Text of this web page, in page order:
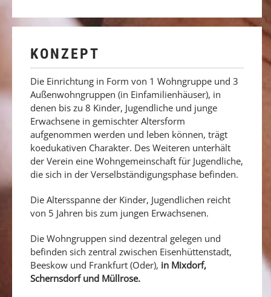
KONZEPT
Die Einrichtung in Form von 1 Wohngruppe und 3
Außenwohngruppen (in Einfamilienhäuser), in
denen bis zu 8 Kinder, Jugendliche und junge
Erwachsene in gemischter Altersform
aufgenommen werden und leben können, trägt
koedukativen Charakter. Des Weiteren unterhält
der Verein eine Wohngemeinschaft für Jugendliche,
die sich in der Verselbständigungsphase befinden.
Die Altersspanne der Kinder, Jugendlichen reicht
von 5 Jahren bis zum jungen Erwachsenen.
Die Wohngruppen sind dezentral gelegen und
befinden sich zentral zwischen Eisenhüttenstadt,
Beeskow und Frankfurt (Oder), in Mixdorf,
Schernsdorf und Müllrose.